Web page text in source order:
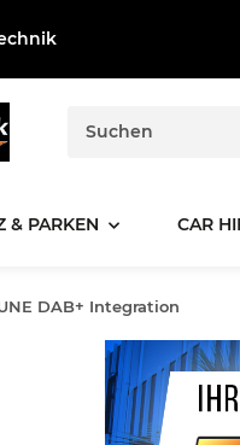
& PARKEN CAR
DAB+ Integration